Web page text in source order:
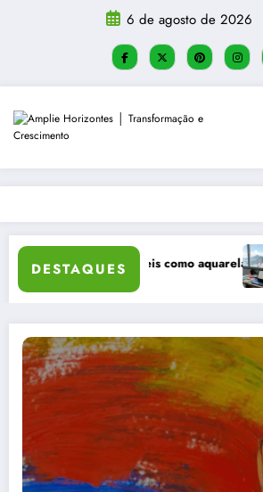
6 de agosto de 2026
DESTAQUES
táteis como aquarela e artesanato
Como